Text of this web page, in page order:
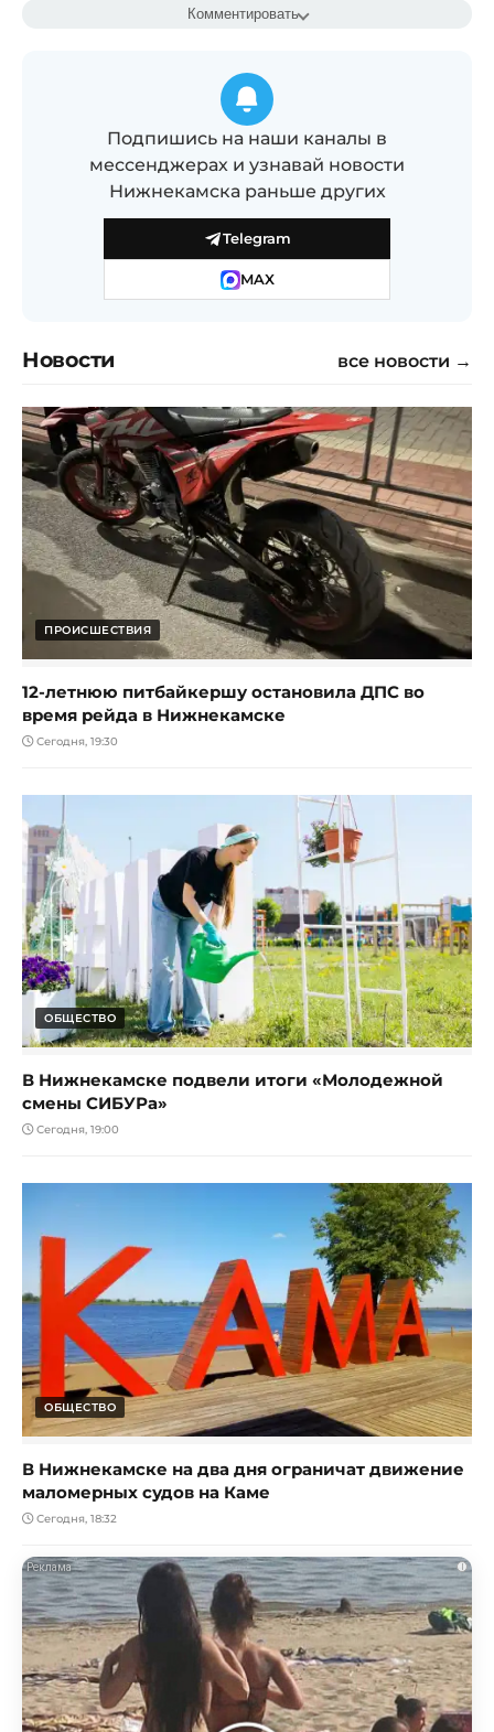
Комментировать
Подпишись на наши каналы в
мессенджерах и узнавай новости
Нижнекамска раньше других
Telegram
MAX
Новости все новости →
ПРОИСШЕСТВИЯ
12-летнюю питбайкершу остановила ДПС во
время рейда в Нижнекамске
Сегодня, 19:30
ОБЩЕСТВО
В Нижнекамске подвели итоги «Молодежной
смены СИБУРа»
Сегодня, 19:00
ОБЩЕСТВО
В Нижнекамске на два дня ограничат движение
маломерных судов на Каме
Сегодня, 18:32
i